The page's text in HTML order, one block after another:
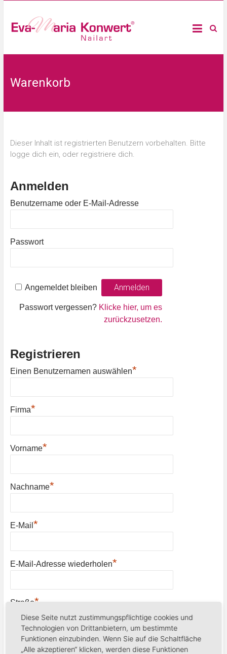
Warenkorb
Dieser Inhalt ist registrierten Benutzern vorbehalten. Bitte
logge dich ein, oder registriere dich.
Anmelden
Benutzername oder E-Mail-Adresse
Passwort
Angemeldet bleiben
Passwort vergessen? Klicke hier, um es
zurückzusetzen.
Registrieren
Einen Benutzernamen auswählen*
Firma*
Vorname*
Nachname*
E-Mail *
E-Mail-Adresse wiederholen*
Straße*
PLZ*
Diese Seite nutzt zustimmungspflichtige cookies und
Technologien von Drittanbietern, um bestimmte
Funktionen einzubinden. Wenn Sie auf die Schaltfläche
„Alle akzeptieren“ klicken, werden diese Funktionen